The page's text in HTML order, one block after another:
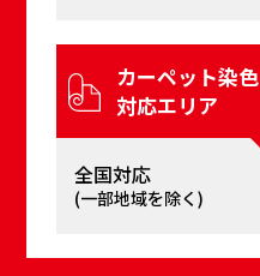
カーペット染⾊
対応エリア
全国対応
(⼀部地域を除く)